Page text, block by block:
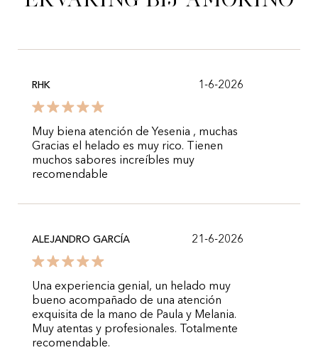
RHK 1-6-2026
Muy biena atención de Yesenia , muchas
Gracias el helado es muy rico. Tienen
muchos sabores increíbles muy
recomendable
ALEJANDRO GARCÍA 21-6-2026
Una experiencia genial, un helado muy
bueno acompañado de una atención
exquisita de la mano de Paula y Melania.
Muy atentas y profesionales. Totalmente
recomendable.